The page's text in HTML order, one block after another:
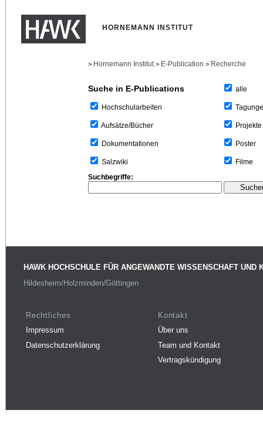
HORNEMANN INSTITUT
> Hornemann Institut > E-Publication > Recherche
Suche in E-Publications
Hochschularbeiten
Aufsätze/Bücher
Dokumentationen
Salzwiki
alle
Projekte
Poster
Filme
Suchbegriffe:
HAWK HOCHSCHULE FÜR ANGEWANDTE WISSENSCHAFT UND
Hildesheim/Holzminden/Göttingen
Rechtliches
Impressum
Datenschutzerklärung
Kontakt
Über uns
Team und Kontakt
Vertragskündigung